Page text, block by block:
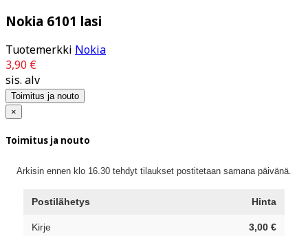
Nokia 6101 lasi
Tuotemerkki Nokia
3,90 €
sis. alv
Toimitus ja nouto
×
Toimitus ja nouto
Arkisin ennen klo 16.30 tehdyt tilaukset postitetaan samana päivänä.
Postilähetys Hinta
Kirje 3,00 €